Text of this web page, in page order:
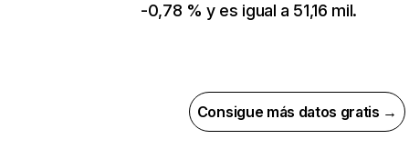
-0,78 % y es igual a 51,16 mil.
Consigue más datos gratis →